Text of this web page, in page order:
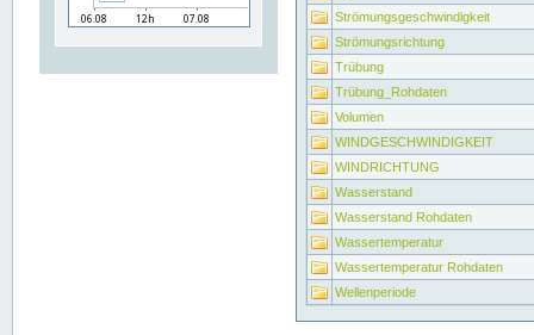
Strömungsgeschwindigkeit
Strömungsrichtung
Trübung
Trübung_Rohdaten
Volumen
WINDGESCHWINDIGKEIT
WINDRICHTUNG
Wasserstand
Wasserstand Rohdaten
Wassertemperatur
Wassertemperatur Rohdaten
Wellenperiode